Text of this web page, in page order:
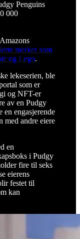
Penguins
000
merker som
og Lego.
lekeserien, ble
som er
og NFT-er
av en Pudgy
en engasjerende
med andre eiere
en
i Pudgy
fire til seks
eierens
festet til
kan